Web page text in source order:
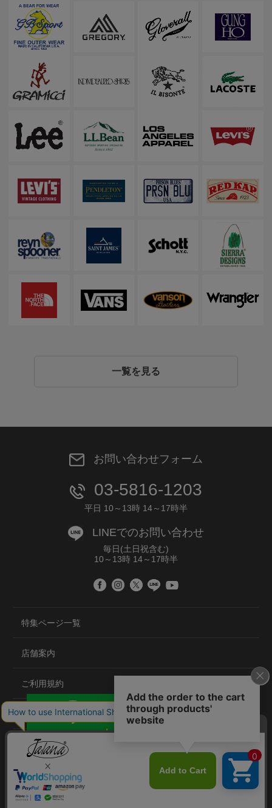
一覧を見る
お問い合わせフォーム
03-5816-1203
平日 10～13時 14～17時半
LINEでのお問い合わせ
毎日(土日祝含む)
10～13時 14～17時半
特集ページ一覧
店舗案内
ご利用規約
プライバシーポリシー
特定商取引法について
会社概要